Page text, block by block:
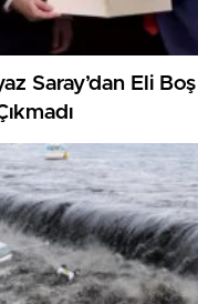
Saray’dan Eli